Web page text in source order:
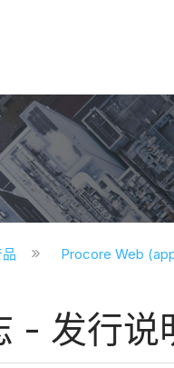
局层次Procore Web
- 发行说